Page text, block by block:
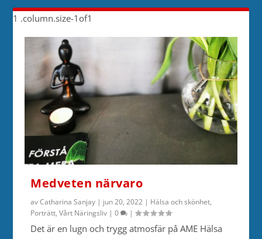
Medveten närvaro
avCatharina Sanjay | jun 20, 2022 | Hälsa och skönhet,
Porträtt,Vårt Näringsliv |0 |
Det är en lugn och trygg atmosfär på AME Hälsa